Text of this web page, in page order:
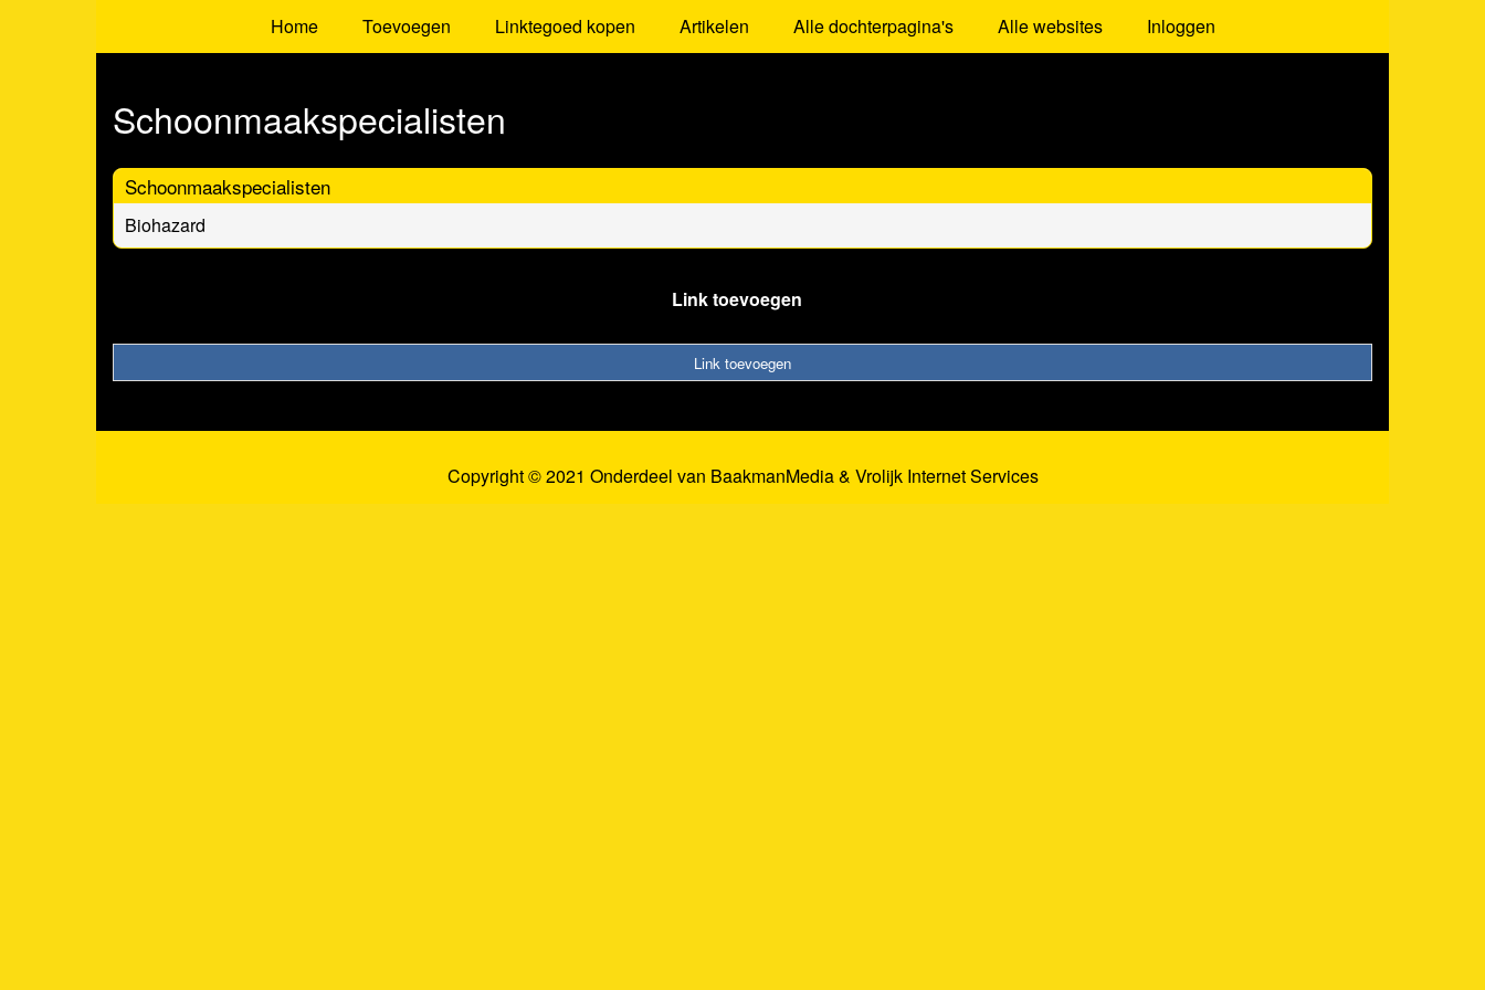
Home Toevoegen Linktegoed kopen Artikelen Alle dochterpagina's Alle websites Inloggen
Schoonmaakspecialisten
Schoonmaakspecialisten
Biohazard
Link toevoegen
Link toevoegen
Copyright © 2021 Onderdeel van BaakmanMedia& Vrolijk Internet Services